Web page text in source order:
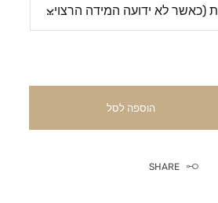
הוספה לסל
SHARE